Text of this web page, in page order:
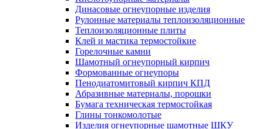
Динасовые огнеупорные изделия
Рулонные материалы теплоизоляционные
Тепло­изоляционные плиты
Клей и мастика термостойкие
Горелочные камни
Шамотный огнеупорный кирпич
Формованные огнеупоры
Пенодиатомитовый кирпич КПД
Абразивные материалы, порошки
Бумага техническая термостойкая
Глины тонкомолотые
Изделия огнеупорные шамотные ШКУ